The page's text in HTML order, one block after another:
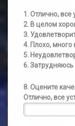
1. Отлично, все
2. В целом
3.
4. Плохо, много
5.
6. Затрудняюсь
8. Оцените
Отлично, все